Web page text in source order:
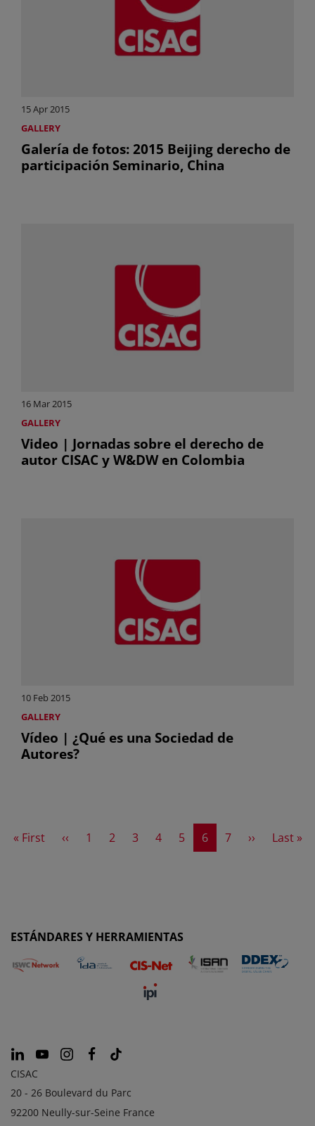
15 Apr 2015
GALLERY
Galería de fotos: 2015 Beijing derecho de
participación Seminario, China
16 Mar 2015
GALLERY
Video | Jornadas sobre el derecho de
autor CISAC y W&DW en Colombia
10 Feb 2015
GALLERY
Vídeo | ¿Qué es una Sociedad de
Autores?
First page
« First Previous page
‹‹ Page
1 Page
2 Page
3 Page
4 Page
5 Current page
6 Page
7 Next page
›› Last
Last »
ESTÁNDARES Y HERRAMIENTAS
CISAC
20 - 26 Boulevard du Parc
92200 Neully-sur-Seine France